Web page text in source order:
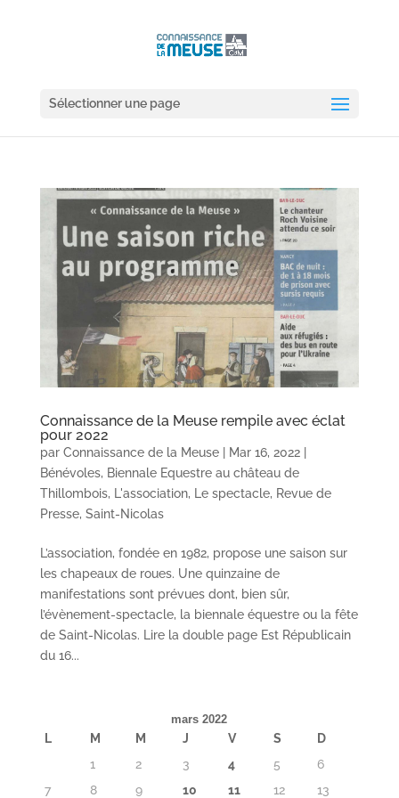
Sélectionner une page
Connaissance de la Meuse rempile avec éclat
pour 2022
par Connaissance de la Meuse| Mar 16, 2022|
Bénévoles, Biennale Equestre au château de
Thillombois, L'association, Le spectacle, Revue de
Presse, Saint-Nicolas
L’association, fondée en 1982, propose une saison sur
les chapeaux de roues. Une quinzaine de
manifestations sont prévues dont, bien sûr,
l’évènement-spectacle, la biennale équestre ou la fête
de Saint-Nicolas. Lire la double page Est Républicain
du 16...
mars 2022
L M M J V S
D
1
2 3 4 5
6
7
8 9 10 11 12 13